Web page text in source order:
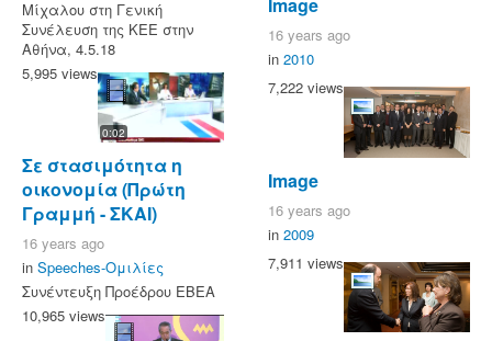
Μίχαλου στη Γενική
Συνέλευση της ΚΕΕ στην
Αθήνα, 4.5.18
5,995 views
0:02
Σε στασιμότητα η
οικονομία (Πρώτη
Γραμμή - ΣΚΑΙ)
16 years ago
in Speeches-Ομιλίες
Συνέντευξη Προέδρου ΕΒΕΑ
10,965 views
Image
16 years ago
in 2010
7,222 views
Image
16 years ago
in 2009
7,911 views